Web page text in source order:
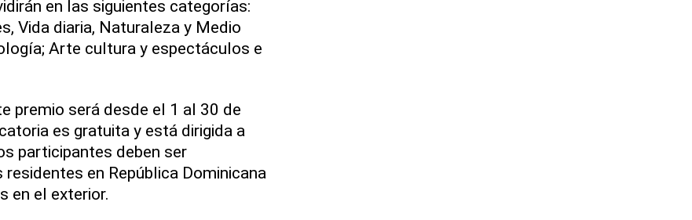
en las siguientes categorías:
Vida diaria, Naturaleza y Medio
Arte cultura y espectáculos e
premio será desde el 1 al 30 de
es gratuita y está dirigida a
participantes deben ser
en República Dominicana
en el exterior.